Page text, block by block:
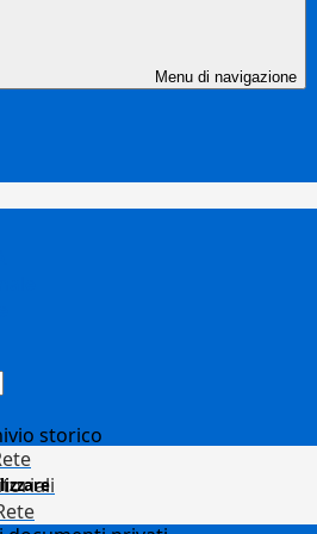
Menu di navigazione
storico